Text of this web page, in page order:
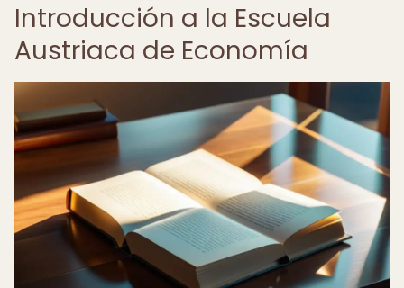
Introducción a la Escuela
Austriaca de Economía